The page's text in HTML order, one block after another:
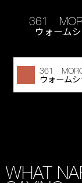
361
ウォーム
361
ウォーム
WHAT